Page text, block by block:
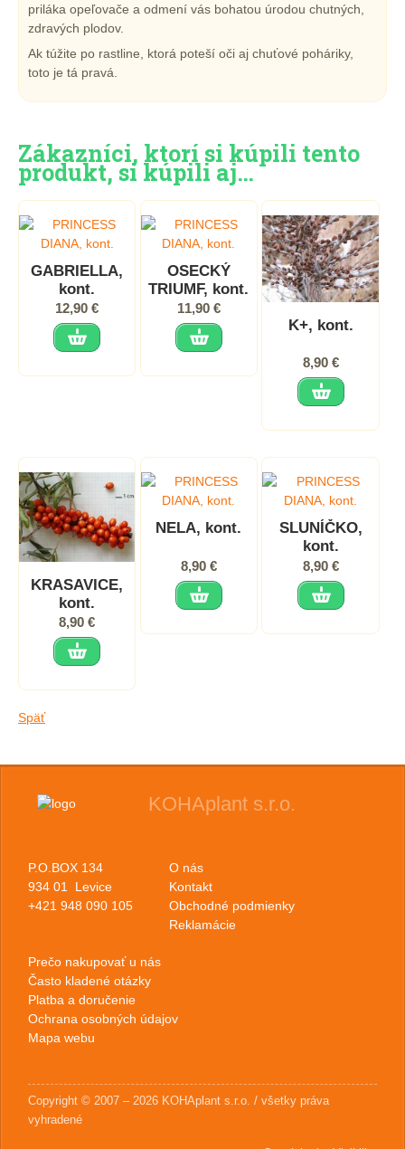
priláka opeľovače a odmení vás bohatou úrodou chutných,
zdravých plodov.
Ak túžite po rastline, ktorá poteší oči aj chuťové poháriky,
toto je tá pravá.
Zákazníci, ktorí si kúpili tento
produkt, si kúpili aj…
GABRIELLA,
kont.
12,90 €
OSECKÝ
TRIUMF, kont.
11,90 €
K+, kont.
8,90 €
KRASAVICE,
kont.
8,90 €
NELA, kont.
8,90 €
SLUNÍČKO,
kont.
8,90 €
Späť
KOHAplant s.r.o.
P.O.BOX 134
934 01 Levice
+421 948 090 105
O nás
Kontakt
Obchodné podmienky
Reklamácie
Prečo nakupovať u nás
Často kladené otázky
Platba a doručenie
Ochrana osobných údajov
Mapa webu
Copyright © 2007 – 2026 KOHAplant s.r.o. / všetky práva
vyhradené